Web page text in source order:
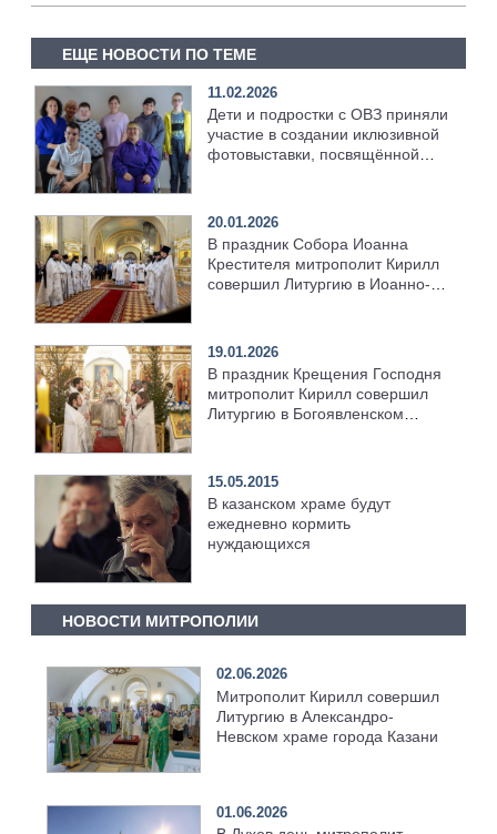
ЕЩЕ НОВОСТИ ПО ТЕМЕ
11.02.2026
Дети и подростки с ОВЗ приняли
участие в создании иклюзивной
фотовыставки, посвящённой
20.01.2026
В праздник Собора Иоанна
Крестителя митрополит Кирилл
совершил Литургию в Иоанно-
19.01.2026
В праздник Крещения Господня
митрополит Кирилл совершил
Литургию в Богоявленском
15.05.2015
В казанском храме будут
ежедневно кормить
нуждающихся
НОВОСТИ МИТРОПОЛИИ
02.06.2026
Митрополит Кирилл совершил
Литургию в Александро-
Невском храме города Казани
01.06.2026